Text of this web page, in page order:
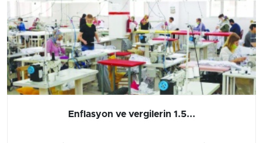
Enflasyon ve vergilerin 1.5...